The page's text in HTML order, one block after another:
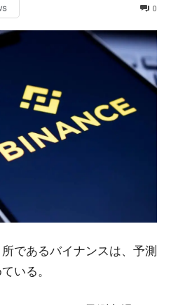
0
であるバイナンスは、予測
いる。